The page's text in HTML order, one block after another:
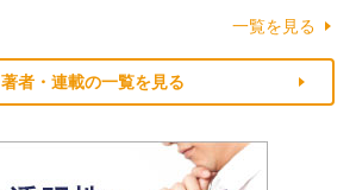
一覧を見る
著者・連載の一覧を見る